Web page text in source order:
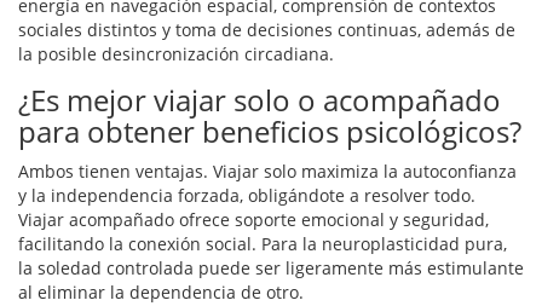
energía en navegación espacial, comprensión de contextos
sociales distintos y toma de decisiones continuas, además de
la posible desincronización circadiana.
¿Es mejor viajar solo o acompañado
para obtener beneficios psicológicos?
Ambos tienen ventajas. Viajar solo maximiza la autoconfianza
y la independencia forzada, obligándote a resolver todo.
Viajar acompañado ofrece soporte emocional y seguridad,
facilitando la conexión social. Para la neuroplasticidad pura,
la soledad controlada puede ser ligeramente más estimulante
al eliminar la dependencia de otro.